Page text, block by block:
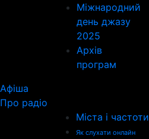
Міжнародний
день джазу
2025
Архів
програм
Афіша
Про радіо
Міста і частоти
Як слухати онлайн